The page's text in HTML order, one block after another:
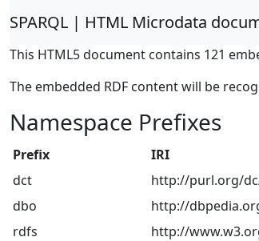
SPARQL | HTML Microdata
This HTML5 document contains 121
The embedded RDF content will be
Namespace Prefixes
Prefix
IRI
dct
http://purl.org/
dbo
http://
rdfs
http://